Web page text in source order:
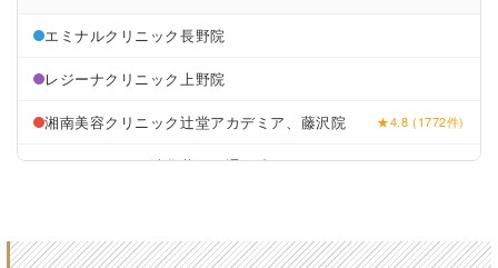
エミナルクリニック長野院
レジーナクリニック上野院
湘南美容クリニック辻堂アカデミア、藤沢院 ★4.8 (1772件)
リゼクリニック渋谷井の頭通り院
いわもと皮フ科クリニック ★3.5 (79件)